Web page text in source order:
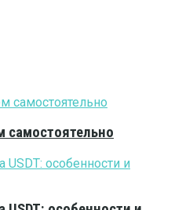
самостоятельно